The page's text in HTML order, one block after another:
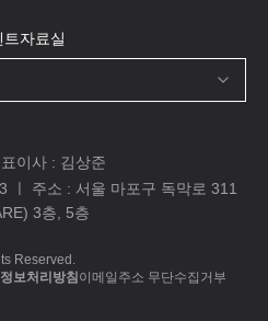
트자료실
표이사 : 김상준
ㅣ 주소 : 서울 마포구 독막로 311
3층, 5층
Reserved.
보처리방침 이메일주소 무단수집거부